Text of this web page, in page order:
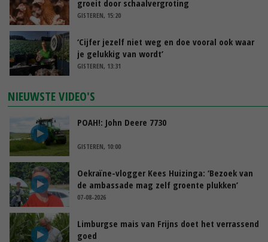
groeit door schaalvergroting
GISTEREN, 15:20
‘Cijfer jezelf niet weg en doe vooral ook waar
je gelukkig van wordt’
GISTEREN, 13:31
NIEUWSTE VIDEO'S
POAH!: John Deere 7730
GISTEREN, 10:00
Oekraïne-vlogger Kees Huizinga: ‘Bezoek van
de ambassade mag zelf groente plukken’
07-08-2026
Limburgse mais van Frijns doet het verrassend
goed